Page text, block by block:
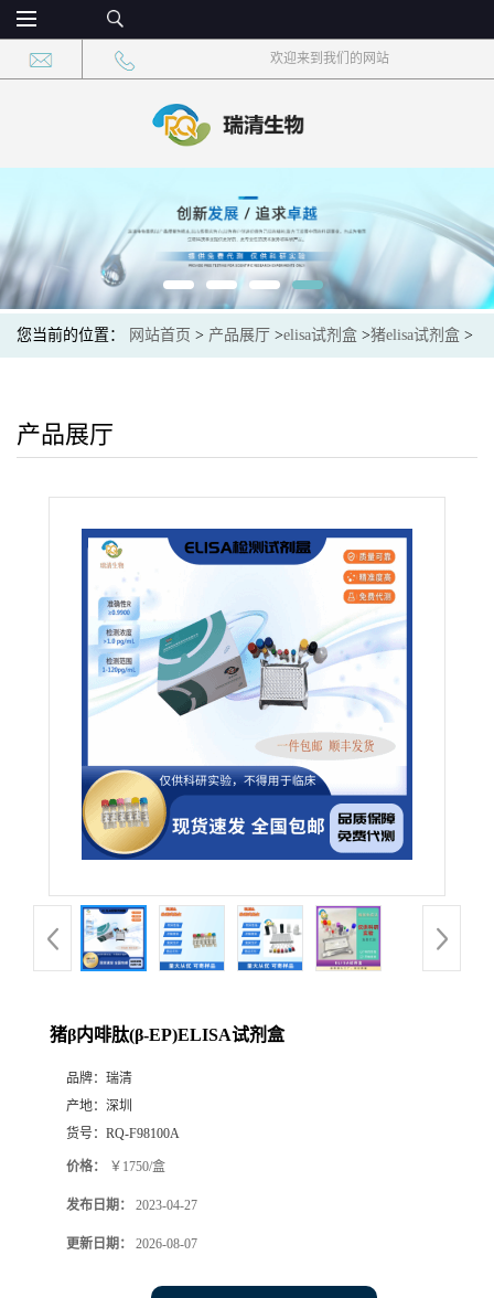
欢迎来到我们的网站
您当前的位置： 网站首页 > 产品展厅 >elisa试剂盒 >猪elisa试剂盒 >
产品展厅
猪β内啡肽(β-EP)ELISA试剂盒
品牌： 瑞清
产地： 深圳
货号： RQ-F98100A
价格： ￥1750/盒
发布日期： 2023-04-27
更新日期： 2026-08-07